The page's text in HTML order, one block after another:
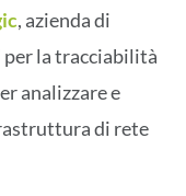
, azienda di
la tracciabilità
analizzare e
di rete